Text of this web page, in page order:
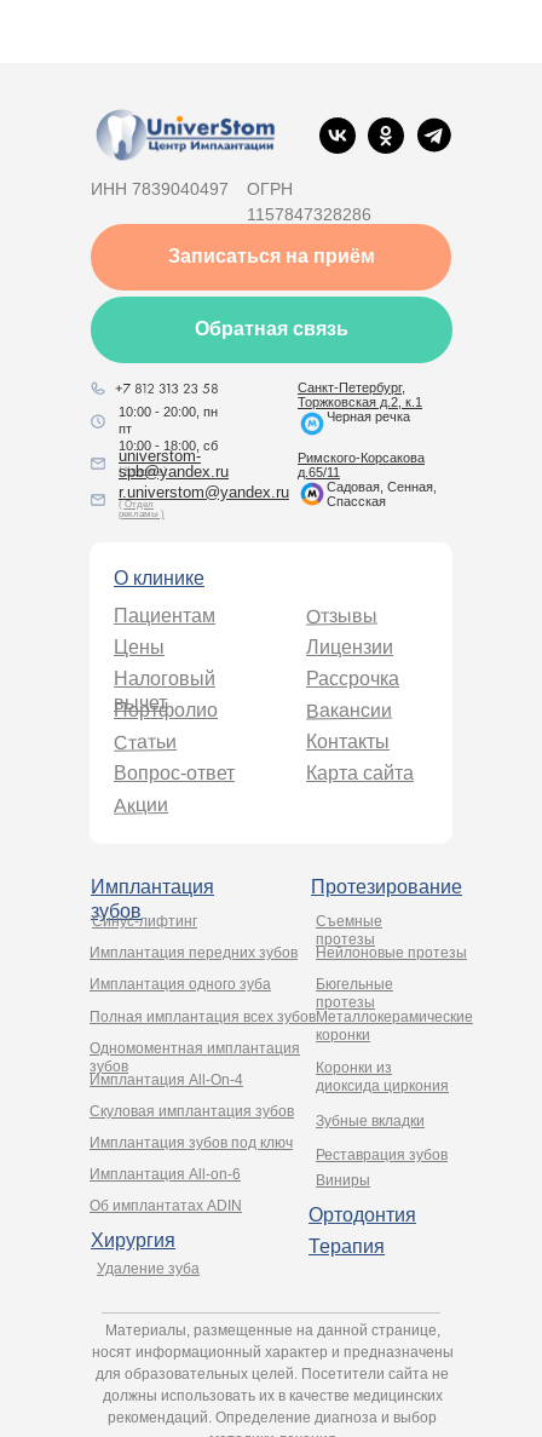
Хирургия
Имплантация All-on-6
Удаление зуба
Имплантация зубов под ключ
Cкуловая имплантация зубов
Имплантация All-On-4
Ортодонтия
Терапия
Имплантация
зубов
Одномоментная имплантация
зубов
Полная имплантация всех зубов
Имплантация одного зуба
Имплантация передних зубов
Об имплантатах ADIN
Синус-лифтинг
Нейлоновые протезы
Бюгельные
протезы
Металлокерамические
коронки
Коронки из
диоксида циркония
Зубные вкладки
Реставрация зубов
Виниры
Протезирование
Съемные
протезы
ИНН 7839040497
ОГРН
1157847328286
Записаться на приём
Обратная связь
r.universtom@yandex.ru
( Отдел
рекламы )
universtom-
spb@yandex.ru
( Клиника )
10:00 - 20:00, пн
пт
10:00 - 18:00, сб
О клинике
Акции
Вопрос-ответ
Статьи
Портфолио
Налоговый
вычет
Цены
Пациентам
Контакты
Вакансии
Рассрочка
Лицензии
Отзывы
Карта сайта
Материалы, размещенные на данной странице,
носят информационный характер и предназначены
для образовательных целей. Посетители сайта не
должны использовать их в качестве медицинских
рекомендаций. Определение диагноза и выбор
Санкт-Петербург,
Торжковская д.2, к.1
Черная речка
Римского-Корсакова
д.65/11
Садовая, Сенная,
Спасская